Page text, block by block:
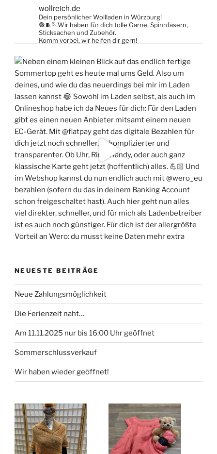
Produktseite
gewählt
werden
gewählt
wollreich.de
Dein persönlicher Wollladen in Würzburg!
🧶🧵🪡Wir haben für dich tolle Garne, Spinnfasern,
Sticksachen und Zubehör.
Komm vorbei, wir helfen dir gern!
NEUESTE BEITRÄGE
Neue Zahlungsmöglichkeit
Die Ferienzeit naht…
Am 11.11.2025 nur bis 16:00 Uhr geöffnet
Sommerschlussverkauf
Wir haben wieder geöffnet!